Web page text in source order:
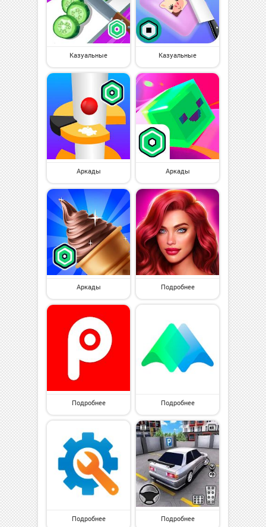
Казуальные Казуальные
Аркады Аркады
Аркады Подробнее
Подробнее Подробнее
Подробнее Подробнее